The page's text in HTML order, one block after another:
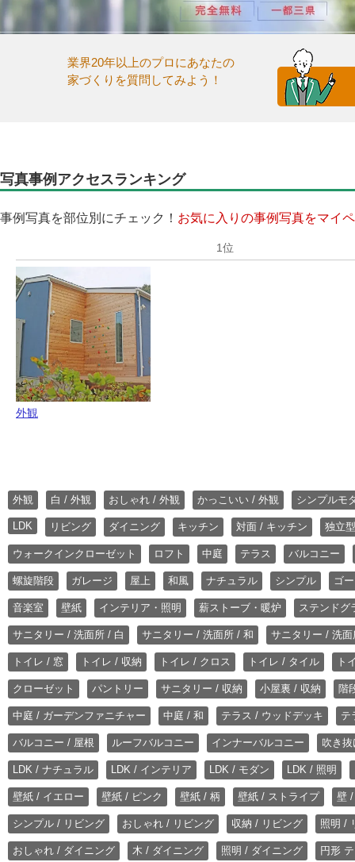
業界20年以上のプロにあなたの
家づくりを質問してみよう！
写真事例アクセスランキング
事例写真を部位別にチェック！ お気に入りの事例写真をマイ
外観
外観 白 / 外観 おしゃれ / 外観 かっこいい / 外観 シンプルモ
LDK リビング ダイニング キッチン 対面 / キッチン 独立
ウォークインクローゼット ロフト 中庭 テラス バルコニー
螺旋階段 ガレージ 屋上 和風 ナチュラル シンプル ゴ
音楽室 壁紙 インテリア・照明 薪ストーブ・暖炉 ステンドグ
サニタリー / 洗面所 / 白 サニタリー / 洗面所 / 和 サニタリー / 洗
トイレ / 窓 トイレ / 収納 トイレ / クロス トイレ / タイル ト
クローゼット パントリー サニタリー / 収納 小屋裏 / 収納 階
中庭 / ガーデンファニチャー 中庭 / 和 テラス / ウッドデッキ テ
バルコニー / 屋根 ルーフバルコニー インナーバルコニー 吹き
LDK / ナチュラル LDK / インテリア LDK / モダン LDK / 照明
壁紙 / イエロー 壁紙 / ピンク 壁紙 / 柄 壁紙 / ストライプ 壁
シンプル / リビング おしゃれ / リビング 収納 / リビング 照明 /
おしゃれ / ダイニング 木 / ダイニング 照明 / ダイニング 円形